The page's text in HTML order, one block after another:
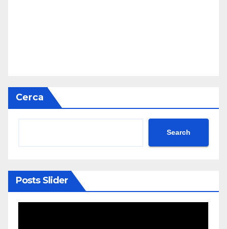
Cerca
Search
Posts Slider